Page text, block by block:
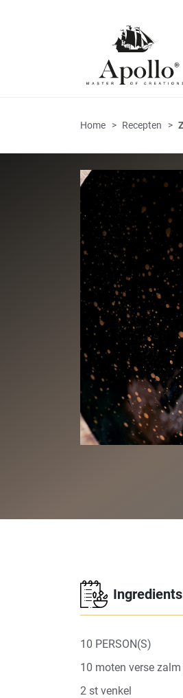
Home Recepten
Ingredients
10 PERSON(S)
10 moten verse
2 st venkel